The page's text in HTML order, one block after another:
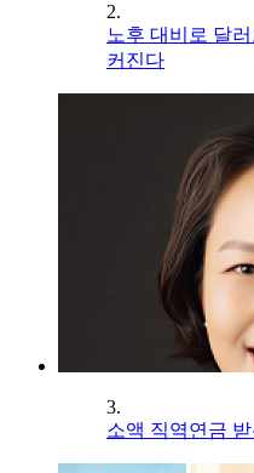
2.
노후 대비로 달
커진다
3.
소액 직역연금